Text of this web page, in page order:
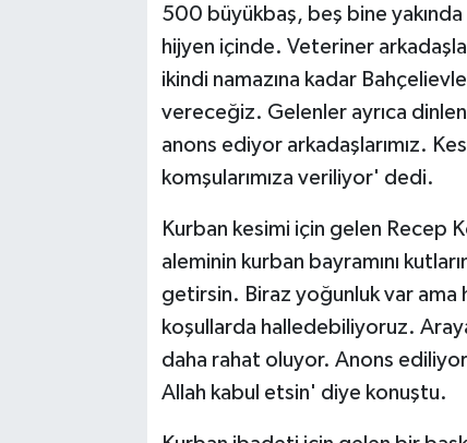
500 büyükbaş, beş bine
hijyen içinde. Veteriner
ikindi namazına kadar
vereceğiz. Gelenler ayrıca
anons ediyor arkadaşlarımız.
komşularımıza veriliyor' dedi.
Kurban kesimi için gelen Recep
aleminin kurban bayramını
getirsin. Biraz yoğunluk var
koşullarda halledebiliyoruz.
daha rahat oluyor. Anons
Allah kabul etsin' diye konuştu.